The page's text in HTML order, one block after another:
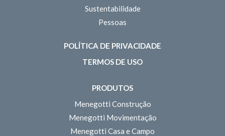
Sustentabilidade
Pessoas
POLÍTICA DE PRIVACIDADE
TERMOS DE USO
PRODUTOS
Menegotti Construção
Menegotti Movimentação
Menegotti Casa e Campo